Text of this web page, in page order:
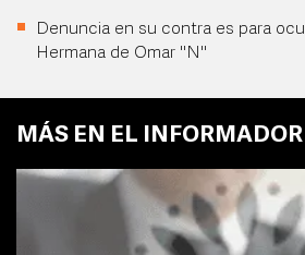
Denuncia en su contra es para
Hermana de Omar "N"
MÁS EN EL INFORMADOR